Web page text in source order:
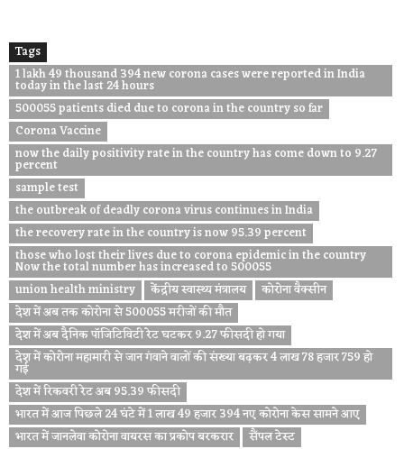
Tags
1 lakh 49 thousand 394 new corona cases were reported in India
today in the last 24 hours
500055 patients died due to corona in the country so far
Corona Vaccine
now the daily positivity rate in the country has come down to 9.27
percent
sample test
the outbreak of deadly corona virus continues in India
the recovery rate in the country is now 95.39 percent
those who lost their lives due to corona epidemic in the country
Now the total number has increased to 500055
union health ministry
केंद्रीय स्वास्थ्य मंत्रालय
कोरोना वैक्सीन
देश में अब तक कोरोना से 500055 मरीजों की मौत
देश में अब दैनिक पॉजिटिविटी रेट घटकर 9.27 फीसदी हो गया
देश में कोरोना महामारी से जान गंवाने वालों की संख्या बढ़कर 4 लाख 78 हजार 759 हो
गई
देश में रिकवरी रेट अब 95.39 फीसदी
भारत में आज पिछले 24 घंटे में 1 लाख 49 हजार 394 नए कोरोना केस सामने आए
भारत में जानलेवा कोरोना वायरस का प्रकोप बरकरार
सैंपल टेस्ट